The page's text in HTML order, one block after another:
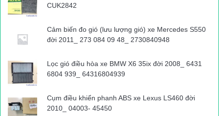
CUK2842
Cảm biến đo gió (lưu lượng gió) xe Mercedes S550
đời 2011_ 273 084 09 48_ 2730840948
Lọc gió điều hòa xe BMW X6 35ix đời 2008_ 6431
6804 939_ 64316804939
Cụm điều khiển phanh ABS xe Lexus LS460 đời
2010_ 04003- 45450